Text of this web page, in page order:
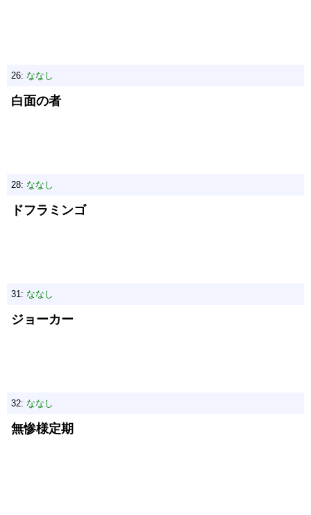
26: ななし
白面の者
28: ななし
ドフラミンゴ
31: ななし
ジョーカー
32: ななし
無惨様定期